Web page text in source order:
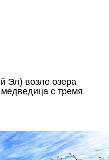
Эл) возле озера
с тремя